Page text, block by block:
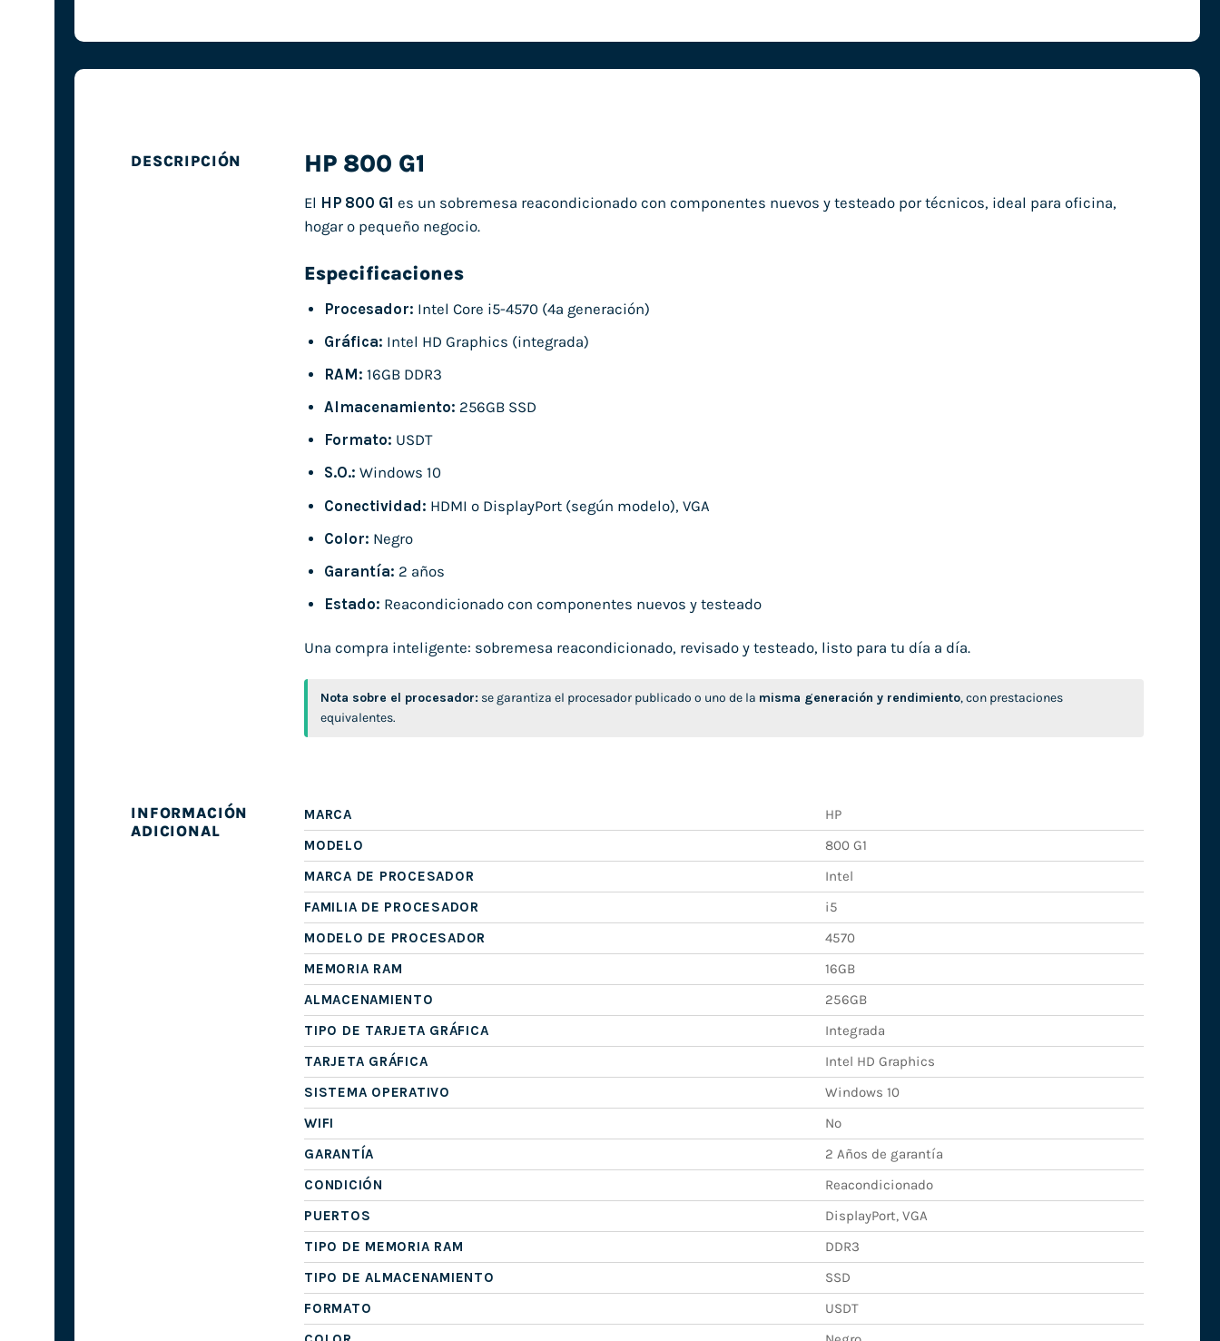
DESCRIPCIÓN HP 800 G1
El HP 800 G1 es un sobremesa reacondicionado con componentes nuevos y testeado por técnicos, ideal para oficina,
hogar o pequeño negocio.
Especificaciones
Procesador: Intel Core i5-4570 (4ª generación)
Gráfica: Intel HD Graphics (integrada)
RAM: 16GB DDR3
Almacenamiento: 256GB SSD
Formato: USDT
S.O.: Windows 10
Conectividad: HDMI o DisplayPort (según modelo), VGA
Color: Negro
Garantía: 2 años
Estado: Reacondicionado con componentes nuevos y testeado
Una compra inteligente: sobremesa reacondicionado, revisado y testeado, listo para tu día a día.
Nota sobre el procesador: se garantiza el procesador publicado o uno de la misma generación y rendimiento, con prestaciones
equivalentes.
INFORMACIÓN
ADICIONAL
MARCA
HP
MODELO
800 G1
MARCA DE PROCESADOR
Intel
FAMILIA DE PROCESADOR
i5
MODELO DE PROCESADOR
4570
MEMORIA RAM
16GB
ALMACENAMIENTO
256GB
TIPO DE TARJETA GRÁFICA
Integrada
TARJETA GRÁFICA
Intel HD Graphics
SISTEMA OPERATIVO
Windows 10
WIFI
No
GARANTÍA
2 Años de garantía
CONDICIÓN
Reacondicionado
PUERTOS
DisplayPort, VGA
TIPO DE MEMORIA RAM
DDR3
TIPO DE ALMACENAMIENTO
SSD
FORMATO
USDT